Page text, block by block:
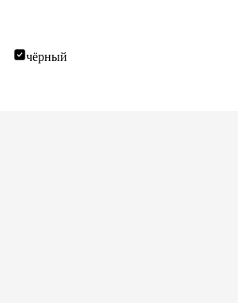
чёрный